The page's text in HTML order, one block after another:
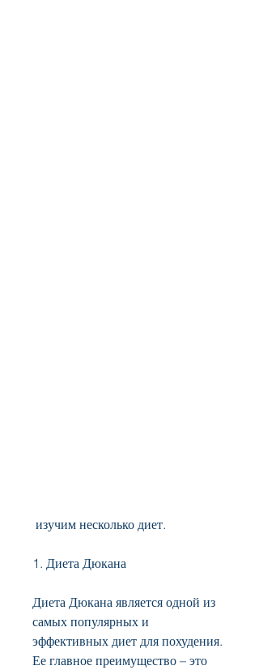
изучим несколько диет.
1. Диета Дюкана
Диета Дюкана является одной из
самых популярных и
эффективных диет для похудения.
Ее главное преимущество – это